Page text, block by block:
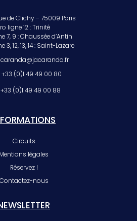
de Clichy – 75009 Paris
ligne 12 : Trinité
7, 9 : Chaussée d’Antin
3, 12, 13, 14 : Saint-Lazare
+33 (0)1 49 49 00 80
+33 (0)1 49 49 00 88
Circuits
Mentions légales
Réservez !
Contactez-nous